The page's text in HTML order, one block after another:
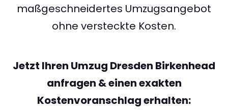
maßgeschneidertes Umzugsangebot
ohne versteckte Kosten.
Jetzt Ihren Umzug Dresden Birkenhead
anfragen & einen exakten
Kostenvoranschlag erhalten: